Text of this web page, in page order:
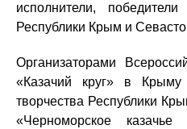
исполнители,
Республики Крым и
Организаторами
«Казачий круг» в Крыму
творчества Республики
«Черноморское казачье